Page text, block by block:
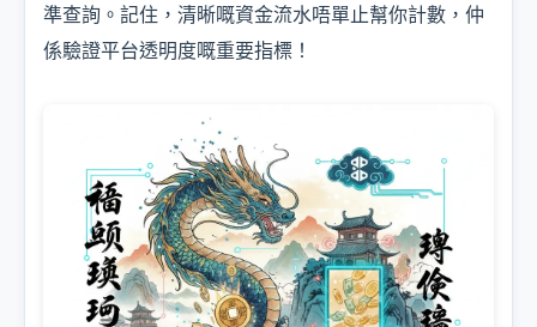
準查詢。記住，清晰嘅資金流水唔單止幫你計數，仲
係驗證平台透明度嘅重要指標！